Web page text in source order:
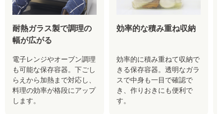
耐熱ガラス製で調理の
幅が広がる
電子レンジやオーブン調理
も可能な保存容器。下ごし
らえから加熱まで対応し、
料理の効率が格段にアップ
します。
効率的な積み重ね収納
効率的に積み重ねて収納で
きる保存容器。透明なガラ
スで中身も一目で確認で
き、作りおきにも便利で
す。